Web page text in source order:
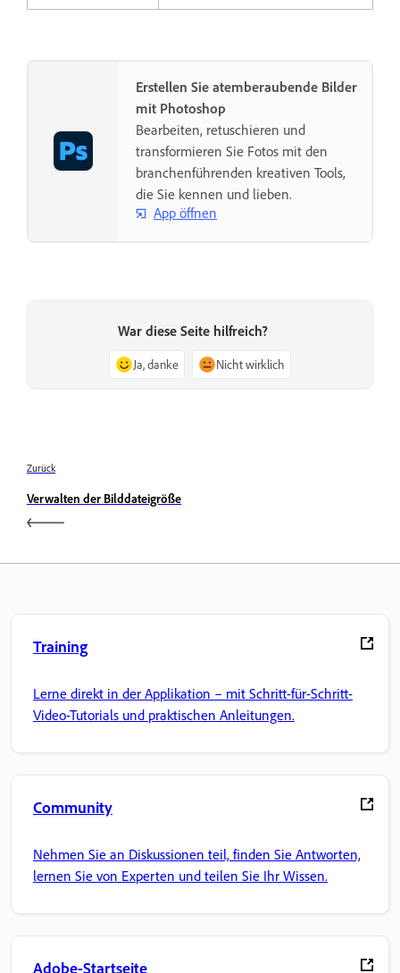
Erstellen Sie atemberaubende Bilder
mit Photoshop
Bearbeiten, retuschieren und
transformieren Sie Fotos mit den
branchenführenden kreativen Tools,
die Sie kennen und lieben.
App öffnen
War diese Seite hilfreich?
Ja, danke Nicht wirklich
Zurück
Verwalten der Bilddateigröße
Training
Lerne direkt in der Applikation – mit Schritt-für-Schritt-
Video-Tutorials und praktischen Anleitungen.
Community
Nehmen Sie an Diskussionen teil, finden Sie Antworten,
lernen Sie von Experten und teilen Sie Ihr Wissen.
Adobe-Startseite